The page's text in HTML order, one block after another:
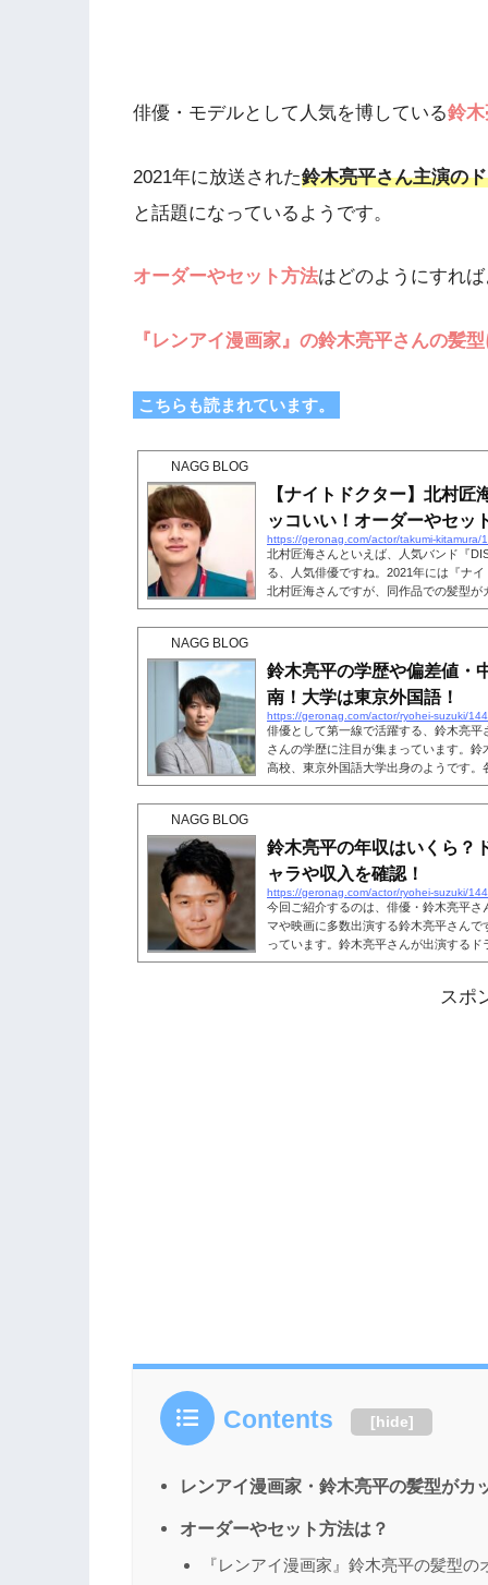
俳優・モデルとして人気を博している鈴
2021年に放送された鈴木亮平さん主演の
と話題になっているようです。
オーダーやセット方法はどのようにすれ
『レンアイ漫画家』の鈴木亮平さんの髪
こちらも読まれています。
NAGG BLOG
【ナイトドクター】北村匠
ッコいい！オーダーやセッ
https://geronag.com/actor/takumi-kitamura/
北村匠海さんといえば、人気バンド『
る、人気俳優ですね。2021年には『ナ
北村匠海さんですが、同作品での髪型
す。『ナイト・ドクター』での北村匠
露していますが、どのようにオーダー
ヘアになる方法をご紹介します。こち
ター】北村匠海の髪型・ショートがカッ
NAGG BLOG
鈴木亮平の学歴や偏差値・
南！大学は東京外国語！
https://geronag.com/actor/ryohei-suzuki/
俳優として第一線で活躍する、鈴木亮
さんの学歴に注目が集まっています。
高校、東京外国語大学出身のようです
ピソードなどを交えて、鈴木亮平さん
らも読まれています。鈴木亮平の学歴
小学校出身だそうです。ただこちらは
ついて言及していたわけではなく、wik...
NAGG BLOG
鈴木亮平の年収はいくら？
ャラや収入を確認！
https://geronag.com/actor/ryohei-suzuki/
今回ご紹介するのは、俳優・鈴木亮平
マや映画に多数出演する鈴木亮平さん
っています。鈴木亮平さんが出演する
どれくらいなのでしょうか？人気俳優
アイ漫画家』や『TOKYO MER』など
スポ
Contents [hide]
レンアイ漫画家・鈴木亮平の髪型がカ
オーダーやセット方法は？
『レンアイ漫画家』鈴木亮平の髪型の